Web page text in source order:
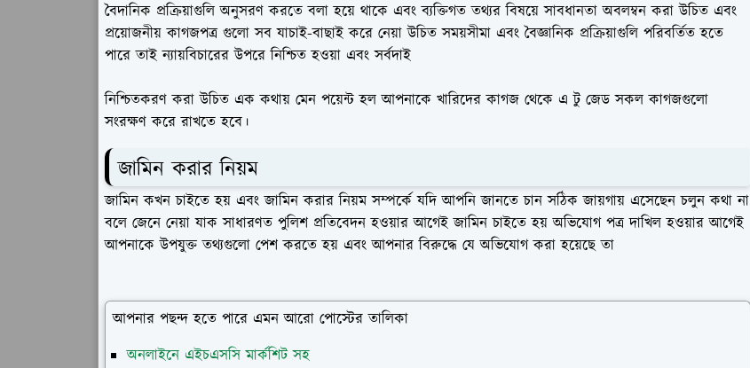
বৈদানিক প্রক্রিয়াগুলি অনুসরণ করতে বলা হয়ে থাকে এবং ব্যক্তিগত তথ্যর বিষয়ে সাবধানতা অবলম্বন করা উচিত এবং
প্রয়োজনীয় কাগজপত্র গুলো সব যাচাই-বাছাই করে নেয়া উচিত সময়সীমা এবং বৈজ্ঞানিক প্রক্রিয়াগুলি পরিবর্তিত হতে
পারে তাই ন্যায়বিচারের উপরে নিশ্চিত হওয়া এবং সর্বদাই
নিশ্চিতকরণ করা উচিত এক কথায় মেন পয়েন্ট হল আপনাকে খারিদের কাগজ থেকে এ টু জেড সকল কাগজগুলো
সংরক্ষণ করে রাখতে হবে।
জামিন করার নিয়ম
জামিন কখন চাইতে হয় এবং জামিন করার নিয়ম সম্পর্কে যদি আপনি জানতে চান সঠিক জায়গায় এসেছেন চলুন কথা না
বলে জেনে নেয়া যাক সাধারণত পুলিশ প্রতিবেদন হওয়ার আগেই জামিন চাইতে হয় অভিযোগ পত্র দাখিল হওয়ার আগেই
আপনাকে উপযুক্ত তথ্যগুলো পেশ করতে হয় এবং আপনার বিরুদ্ধে যে অভিযোগ করা হয়েছে তা
আপনার পছন্দ হতে পারে এমন আরো পোস্টের তালিকা
অনলাইনে এইচএসসি মার্কশিট সহ